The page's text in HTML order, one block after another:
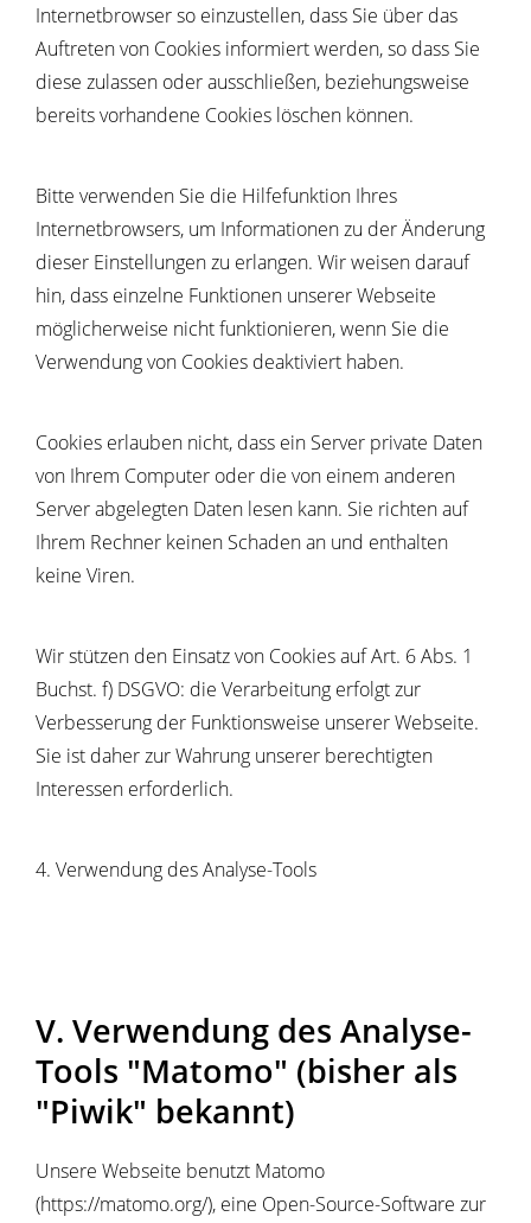
Internetbrowser so einzustellen, dass Sie über das
Auftreten von Cookies informiert werden, so dass Sie
diese zulassen oder ausschließen, beziehungsweise
bereits vorhandene Cookies löschen können.
Bitte verwenden Sie die Hilfefunktion Ihres
Internetbrowsers, um Informationen zu der Änderung
dieser Einstellungen zu erlangen. Wir weisen darauf
hin, dass einzelne Funktionen unserer Webseite
möglicherweise nicht funktionieren, wenn Sie die
Verwendung von Cookies deaktiviert haben.
Cookies erlauben nicht, dass ein Server private Daten
von Ihrem Computer oder die von einem anderen
Server abgelegten Daten lesen kann. Sie richten auf
Ihrem Rechner keinen Schaden an und enthalten
keine Viren.
Wir stützen den Einsatz von Cookies auf Art. 6 Abs. 1
Buchst. f) DSGVO: die Verarbeitung erfolgt zur
Verbesserung der Funktionsweise unserer Webseite.
Sie ist daher zur Wahrung unserer berechtigten
Interessen erforderlich.
4. Verwendung des Analyse-Tools
V. Verwendung des Analyse-
Tools "Matomo" (bisher als
"Piwik" bekannt)
Unsere Webseite benutzt Matomo
(https://matomo.org/), eine Open-Source-Software zur